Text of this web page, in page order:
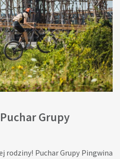
Grupy
rodziny! Puchar Grupy Pingwina